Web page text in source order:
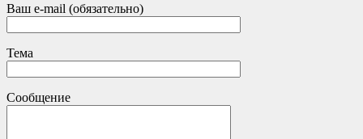
Ваш e-mail (обязательно)
Тема
Сообщение